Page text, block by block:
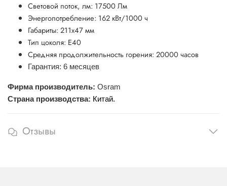
Световой поток, лм: 17500 Лм
Энергопотребление: 162 кВт/1000 ч
Габариты: 211х47 мм
Тип цоколя: E40
Средняя продолжительность горения: 20000 часов
Гарантия: 6 месяцев
Фирма производитель: Osram
Страна производства: Китай.
Отзывы